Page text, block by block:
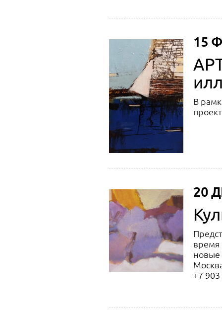
15
В
20
время
новые
+7